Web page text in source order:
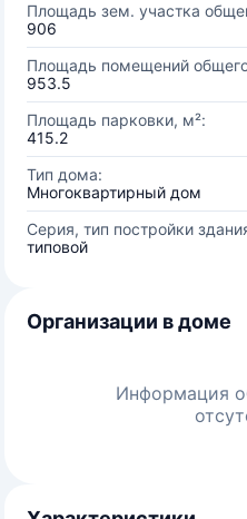
Площадь зем. участка
906
Площадь помещений
953.5
Площадь парковки, м²:
415.2
Тип дома:
Многоквартирный дом
Серия, тип постройки
типовой
Организации в доме
Информация